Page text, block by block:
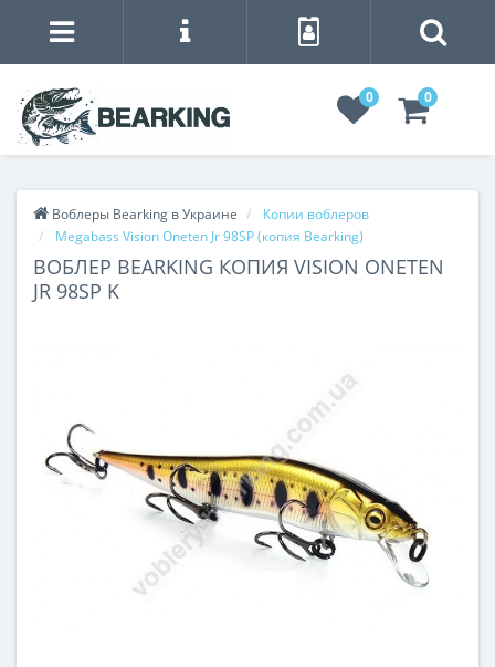
0 0
Воблеры Bearking в Украине
Копии воблеров
Megabass Vision Oneten Jr 98SP (копия Bearking)
ВОБЛЕР BEARKING КОПИЯ VISION ONETEN
JR 98SP K